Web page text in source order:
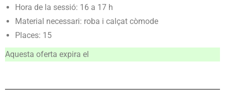
Hora de la sessió: 16 a 17 h
Material necessari: roba i calçat còmode
Places: 15
Aquesta oferta expira el